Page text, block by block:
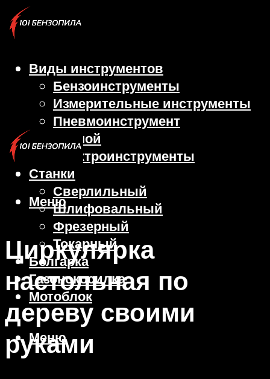
Виды инструментов
Бензоинструменты
Измерительные инструменты
Пневмоинструмент
Ручной
Электроинструменты
Станки
Сверлильный
Шлифовальный
Фрезерный
Токарный
Болгарка
Газонокосилка
Мотоблок
Меню
Меню
Циркулярка
настольная по
дереву своими
руками